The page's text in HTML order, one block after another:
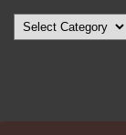
Categorías